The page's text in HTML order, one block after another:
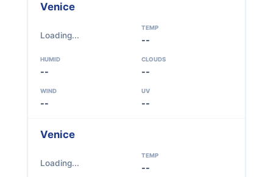
Venice
Loading...
TEMP
--
HUMID
--
CLOUDS
--
WIND
--
UV
--
Venice
Loading...
TEMP
--